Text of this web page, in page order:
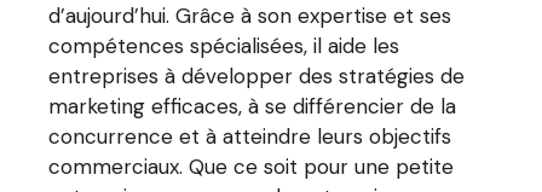
d’aujourd’hui. Grâce à son expertise et ses
compétences spécialisées, il aide les
entreprises à développer des stratégies de
marketing efficaces, à se différencier de la
concurrence et à atteindre leurs objectifs
commerciaux. Que ce soit pour une petite